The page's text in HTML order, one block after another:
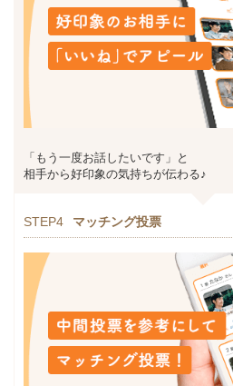
「もう一度お話したいです」と
相手から好印象の気持ちが伝わる♪
STEP4 マッチング投票